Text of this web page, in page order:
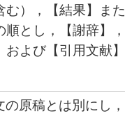
む），【結果】ま
順とし，【謝辞】
および【引用文献
の原稿とは別にし